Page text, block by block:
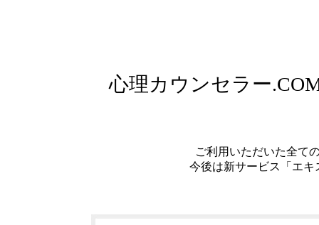
心理カウンセラー
ご利用いただいた全て
今後は新サービス「エ